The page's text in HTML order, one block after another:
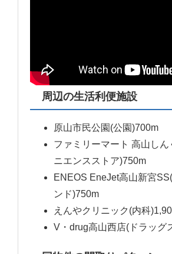
周辺の生活利便施設
原山市民公園(公園)700m
ファミリーマート 高山し
ニエンスストア)750m
ENEOS EneJet高山新宮
ンド)750m
えんやクリニック(内科
V・drug高山西店(ドラッグ